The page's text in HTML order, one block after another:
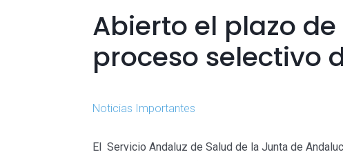
Abierto el plazo
proceso selectivo
Noticias Importantes
El Servicio Andaluz de Salud de la Junta de